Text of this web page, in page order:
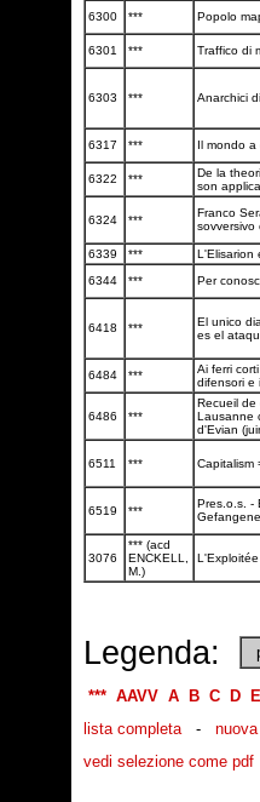
6300 *** Popolo
6301 *** Traffico di
6303 *** Anarchici
6317 *** Il mondo a
6322 ***
De la
son
6324 ***
Franco
sovversivo
6339 *** L'Elisarion
6344
*** Per
6418 ***
El unico
es el
6484 ***
Ai ferri
difensori e
6486 ***
Recueil de
Lausanne
d'Evian
6511 *** Capitalism
6519 ***
Pres.o.s. -
3076
*** (acd
ENCKELL,
M.)
L'Exploitée
Legenda:
*** AAVV A B C D E
lista completa-
vedi selezione come pdf